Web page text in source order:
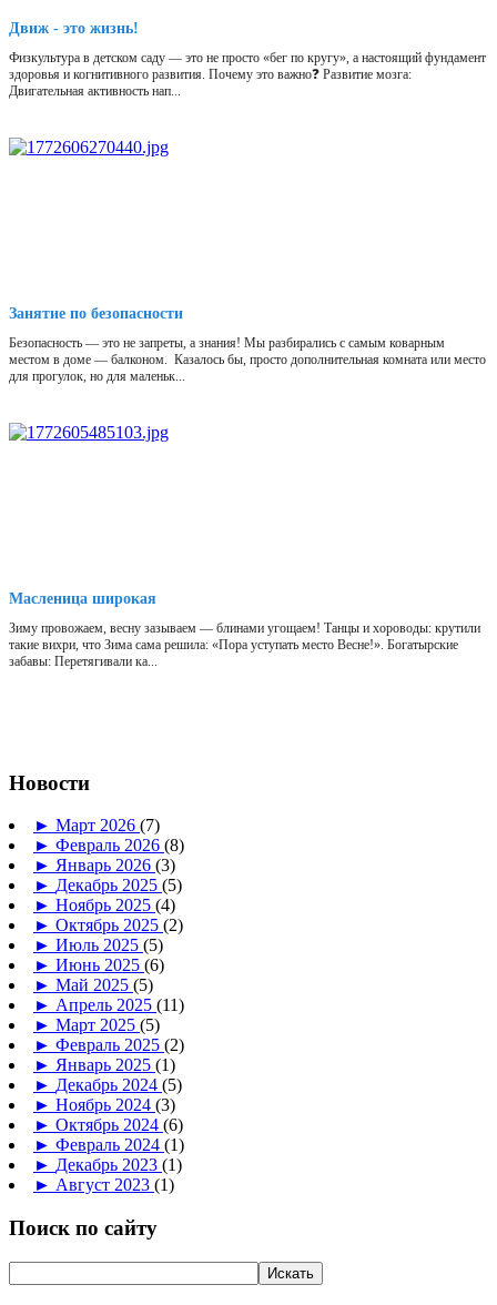
Движ - это жизнь!
Физкультура в детском саду — это не просто «бег по кругу», а настоящий фундамент
здоровья и когнитивного развития. Почему это важно❓ Развитие мозга:
Двигательная активность нап...
Занятие по безопасности
Безопасность — это не запреты, а знания! Мы разбирались с самым коварным
местом в доме — балконом. Казалось бы, просто дополнительная комната или место
для прогулок, но для маленьк...
Масленица широкая
Зиму провожаем, весну зазываем — блинами угощаем! Танцы и хороводы: крутили
такие вихри, что Зима сама решила: «Пора уступать место Весне!». Богатырские
забавы: Перетягивали ка...
Новости
► Март 2026 (7)
► Февраль 2026 (8)
► Январь 2026 (3)
► Декабрь 2025 (5)
► Ноябрь 2025 (4)
► Октябрь 2025 (2)
► Июль 2025 (5)
► Июнь 2025 (6)
► Май 2025 (5)
► Апрель 2025 (11)
► Март 2025 (5)
► Февраль 2025 (2)
► Январь 2025 (1)
► Декабрь 2024 (5)
► Ноябрь 2024 (3)
► Октябрь 2024 (6)
► Февраль 2024 (1)
► Декабрь 2023 (1)
► Август 2023 (1)
Поиск по сайту